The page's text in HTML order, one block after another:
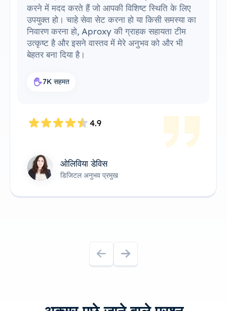
एकीकृत करने में सक्षम रहा हूँ। सेटअप प्रक्रिया सरल
और सहज थी, और मैं बिना किसी समस्या के सब कुछ
चलाने में सक्षम था। मेरे द्वारा पहले से उपयोग किए जाने
वाले उपकरणों के साथ ProxySale की संगतता इसे
अविश्वसनीय रूप से सुविधाजनक और कुशल बनाती है।
जेम्स एंडरसन